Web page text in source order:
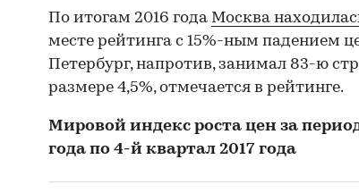
По итогам 2016 года Москва
месте рейтинга с 15%-ным падением
Петербург, напротив, занимал 83-ю
размере 4,5%, отмечается в рейтинге.
Мировой индекс роста цен за
года по 4-й квартал 2017 года